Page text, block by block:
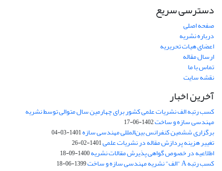
دسترسی سریع
صفحه اصلی
درباره نشریه
اعضای هیات تحریریه
ارسال مقاله
تماس با ما
نقشه سایت
آخرین اخبار
کسب رتبه الف نشریات علمی کشور برای چهارمین سال متوالی توسط نشریه
مهندسی سازه و ساخت1402-06-17
برگزاری ششمین کنفرانس بین‌المللی مهندسی سازه1401-03-04
تغییر هزینه پردازش مقاله در نشریات علمی1401-02-26
اطلاعیه در خصوص گواهی پذیرش مقالات نشریه1400-09-18
کسب رتبه A "الف" نشریه مهندسی سازه و ساخت 1399-06-18